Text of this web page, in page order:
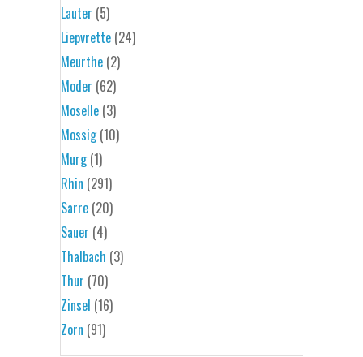
Lauter (5)
Liepvrette (24)
Meurthe (2)
Moder (62)
Moselle (3)
Mossig(10)
Murg(1)
Rhin (291)
Sarre (20)
Sauer (4)
Thalbach (3)
Thur (70)
Zinsel (16)
Zorn (91)